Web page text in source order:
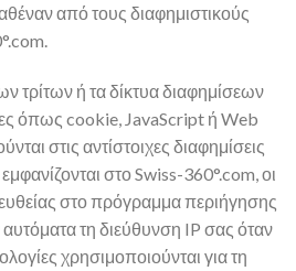
από τους διαφημιστικούς
τρίτων ή τα δίκτυα διαφημίσεων
όπως cookie, JavaScript ή Web
στις αντίστοιχες διαφημίσεις
στο Swiss-360°.com, οι
στο πρόγραμμα περιήγησης
τη διεύθυνση IP σας όταν
χρησιμοποιούνται για τη